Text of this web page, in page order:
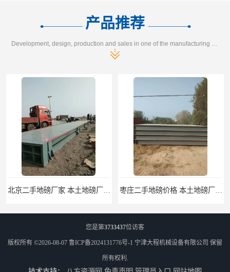
产品推荐
您是第3733437位访客
版权所有 ©2026-08-07 鲁ICP备2024131776号-1 宁津大程机械设备有限公司 保留
所有权利.